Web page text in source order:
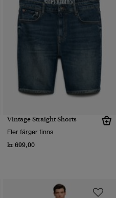
Vintage Straight Shorts
Fler färger finns
kr 699,00